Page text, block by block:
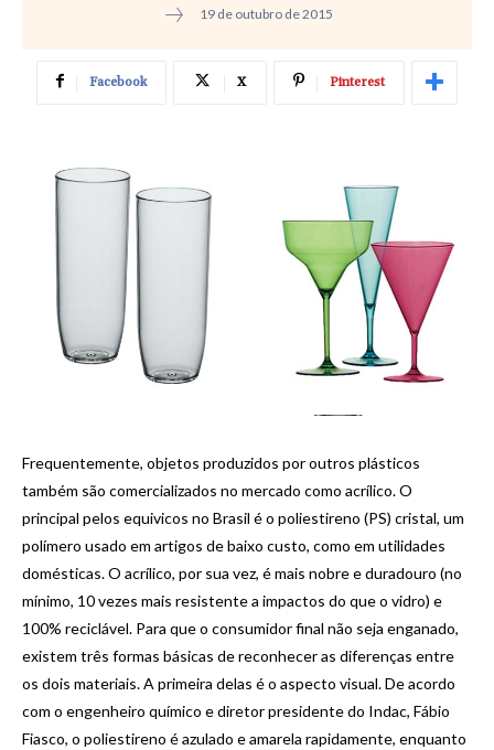
19 de outubro de 2015
Facebook X Pinterest
Frequentemente, objetos produzidos por outros plásticos
também são comercializados no mercado como acrílico. O
principal pelos equivicos no Brasil é o poliestireno (PS) cristal, um
polímero usado em artigos de baixo custo, como em utilidades
domésticas. O acrílico, por sua vez, é mais nobre e duradouro (no
mínimo, 10 vezes mais resistente a impactos do que o vidro) e
100% reciclável. Para que o consumidor final não seja enganado,
existem três formas básicas de reconhecer as diferenças entre
os dois materiais. A primeira delas é o aspecto visual. De acordo
com o engenheiro químico e diretor presidente do Indac, Fábio
Fiasco, o poliestireno é azulado e amarela rapidamente, enquanto